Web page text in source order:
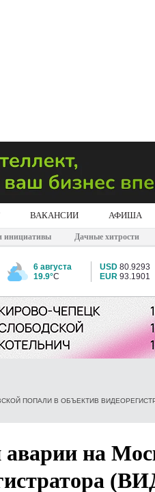
ВАКАНСИИ АФИША
инициативы Дачные хитрости
6 августа
19.9°C
USD 80.9293
EUR 93.1901
ПОПАЛИ В ОБЪЕКТИВ
на